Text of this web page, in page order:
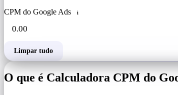
CPM do Google Ads i
Limpar tudo
O que é Calculadora CPM do